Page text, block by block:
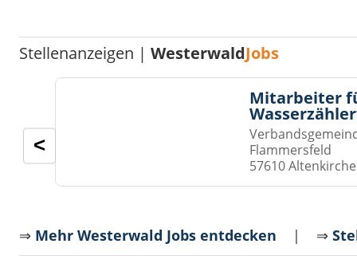
Stellenanzeigen |WesterwaldJobs
Mitarbeiter
Flammersfeld
57610
<
⇒ Mehr Westerwald Jobs entdecken | ⇒